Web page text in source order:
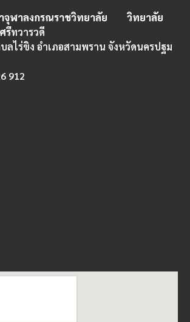
จุฬาลงกรณราชวิทยาลัย วิทยาลัย
รีทวารวดี
ลไร่ขิง อำเภอสามพราน จังหวัดนครปฐม
912